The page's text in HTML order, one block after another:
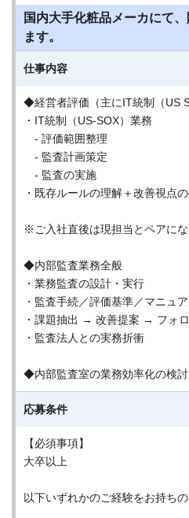
国内大手化粧品メーカにて
ます。
仕事内容
◆経営者評価（主にIT統制（US
・IT統制（US-SOX）業務
- 評価範囲整理
- 監査計画策定
- 監査の実施
・既存ルールの理解＋改善視点
※ご入社直後は現担当とペアにな
◆内部監査業務全般
・業務監査の設計・実行
・監査手続／評価基準／マニュ
・課題抽出 → 改善提案 → フォ
・監査法人との実務折衝
◆内部監査室の業務効率化の検討
応募条件
【必須事項】
大卒以上
以下いずれかのご経験をお持ち